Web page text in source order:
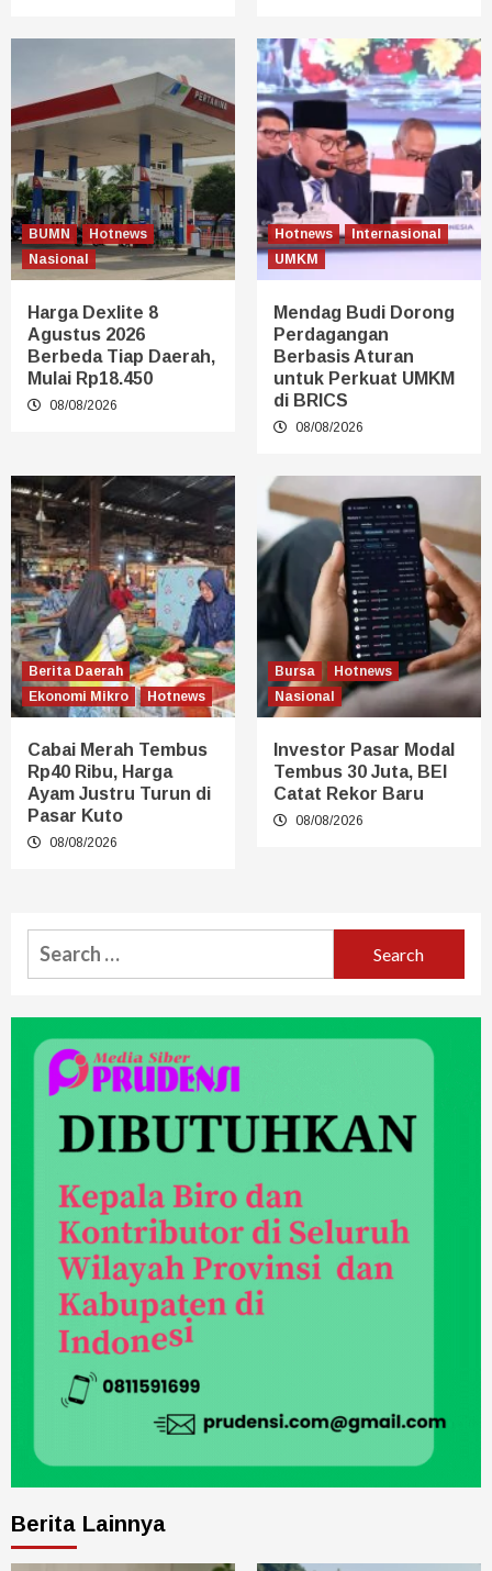
BUMN
Hotnews
Nasional
Harga Dexlite 8
Agustus 2026
Berbeda Tiap Daerah,
Mulai Rp18.450
08/08/2026
Hotnews
Internasional
UMKM
Mendag Budi Dorong
Perdagangan
Berbasis Aturan
untuk Perkuat UMKM
di BRICS
08/08/2026
Berita Daerah
Ekonomi Mikro
Hotnews
Cabai Merah Tembus
Rp40 Ribu, Harga
Ayam Justru Turun di
Pasar Kuto
08/08/2026
Bursa
Hotnews
Nasional
Investor Pasar Modal
Tembus 30 Juta, BEI
Catat Rekor Baru
08/08/2026
Berita Lainnya